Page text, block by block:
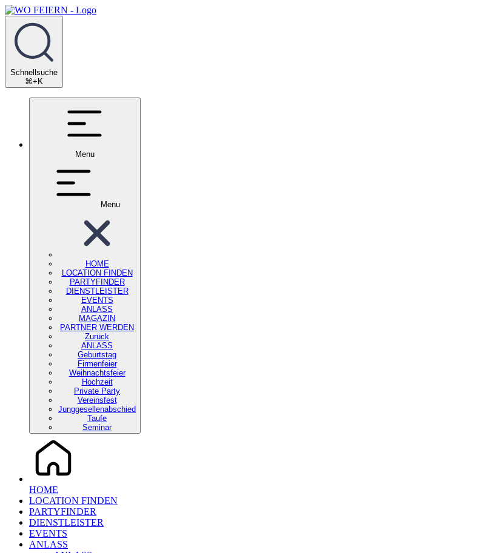
Schnellsuche
⌘+K
Menu
Menu
HOME
LOCATION FINDEN
PARTYFINDER
DIENSTLEISTER
EVENTS
ANLASS
MAGAZIN
PARTNER WERDEN
Zurück
ANLASS
Geburtstag
Firmenfeier
Weihnachtsfeier
Hochzeit
Private Party
Vereinsfest
Junggesellenabschied
Taufe
Seminar
HOME
LOCATION FINDEN
PARTYFINDER
DIENSTLEISTER
EVENTS
ANLASS